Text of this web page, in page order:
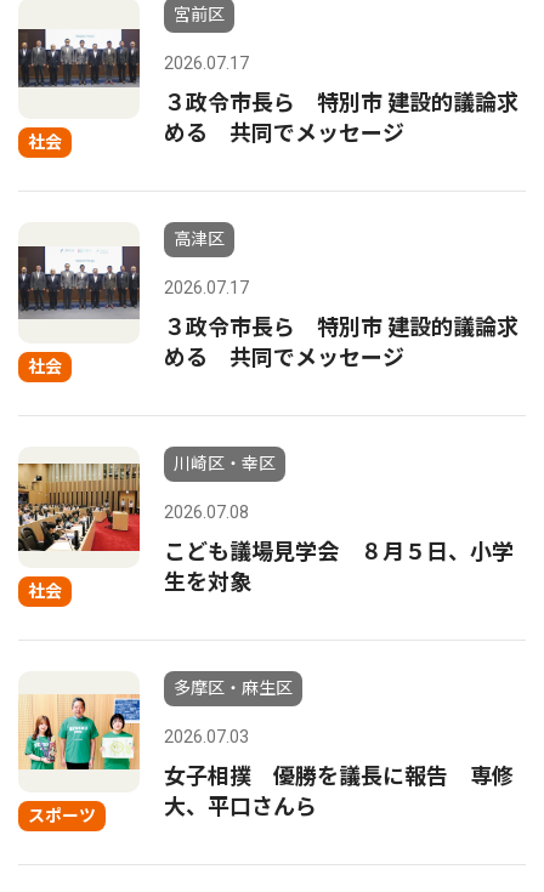
社会
宮前区
2026.07.17
３政令市長ら 特別市 建設的議論求
める 共同でメッセージ
社会
高津区
2026.07.17
３政令市長ら 特別市 建設的議論求
める 共同でメッセージ
社会
川崎区・幸区
2026.07.08
こども議場見学会 ８月５日、小学
生を対象
スポーツ
多摩区・麻生区
2026.07.03
女子相撲 優勝を議長に報告 専修
大、平口さんら